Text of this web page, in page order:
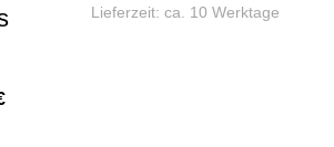
Lieferzeit: ca. 10 Werktage